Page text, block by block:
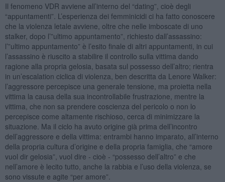
Il fenomeno VDR avviene all’interno del “dating”, cioè degli
“appuntamenti”. L’esperienza dei femminicidi ci ha fatto conoscere
che la violenza letale avviene, oltre che nelle imboscate di uno
stalker, dopo l’”ultimo appuntamento”, richiesto dall’assassino:
l’”ultimo appuntamento” è l’esito finale di altri appuntamenti, in cui
l’assassino è riuscito a stabilire il controllo sulla vittima dando
ragione alla propria gelosia, basata sul possesso dell’altro; rientra
in un’escalation ciclica di violenza, ben descritta da Lenore Walker:
l’aggressore percepisce una generale tensione, ma proietta nella
vittima la causa della sua incontrollabile frustrazione, mentre la
vittima, che non sa prendere coscienza del pericolo o non lo
percepisce come altamente rischioso, cerca di minimizzare la
situazione. Ma il ciclo ha avuto origine già prima dell’incontro
dell’aggressore e della vittima: entrambi hanno imparato, all’interno
della propria cultura d’origine e della propria famiglia, che “amore
vuol dir gelosia”, vuol dire - cioè - “possesso dell’altro” e che
nell’amore è lecito tutto, anche la rabbia e l’uso della violenza, se
sono vissute e agite “per amore”.